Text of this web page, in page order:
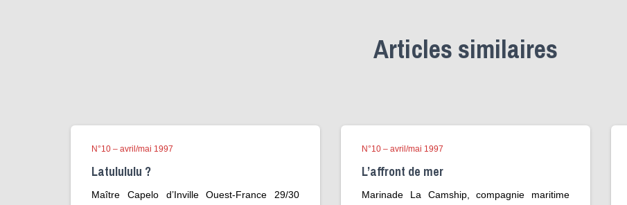
Articles similaires
N°10 – avril/mai 1997
Latulululu ?
Maître Capelo d’Inville Ouest-France 29/30
N°10 – avril/mai 1997
L’affront de mer
Marinade La Camship, compagnie maritime